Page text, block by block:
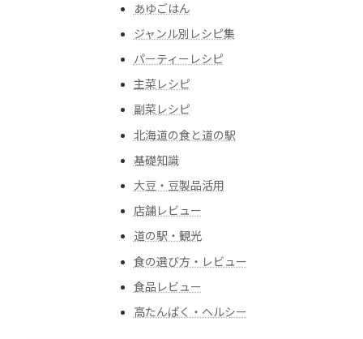
あゆごはん
ジャンル別レシピ集
パーティーレシピ
主菜レシピ
副菜レシピ
北海道の食と道の駅
基礎知識
大豆・豆製品活用
店舗レビュー
道の駅・観光
食の選び方・レビュー
食品レビュー
高たんぱく・ヘルシー